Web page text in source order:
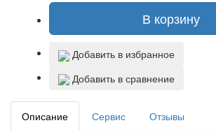
В корзину
Добавить в избранное
Добавить в сравнение
Описание Сервис
Отзывы